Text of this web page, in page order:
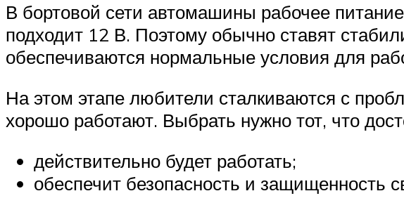
В бортовой сети автомашины рабочее
подходит 12 В. Поэтому обычно ставят
обеспечиваются нормальные условия для
На этом этапе любители сталкиваются с
хорошо работают. Выбрать нужно тот, что
действительно будет работать;
обеспечит безопасность и защищенность